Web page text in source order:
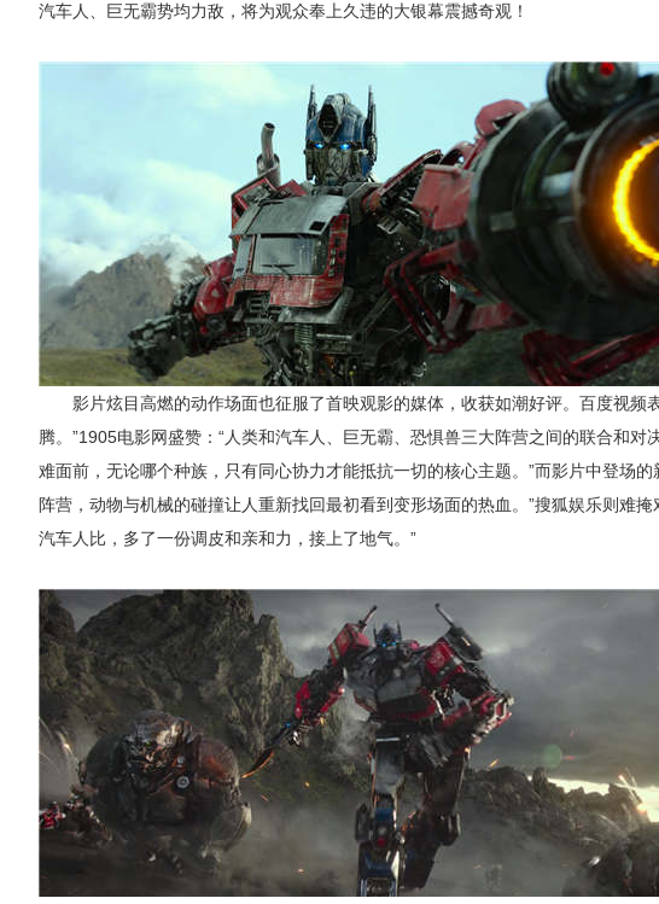
汽车人、巨无霸势均力敌，将为观众奉上久违的大银幕震撼奇观！
影片炫目高燃的动作场面也征服了首映观影的媒体，收获如潮好评。百度视频
腾。”1905电影网盛赞： “人类和汽车人、巨无霸、恐惧兽三大阵营之间的联合和
难面前，无论哪个种族，只有同心协力才能抵抗一切的核心主题。”而影片中登场
阵营，动物与机械的碰撞让人重新找回最初看到变形场面的热血。”搜狐娱乐则难
汽车人比，多了一份调皮和亲和力，接上了地气。”